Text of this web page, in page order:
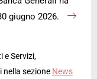
giugno 2026.
e Servizi,
nella sezione News